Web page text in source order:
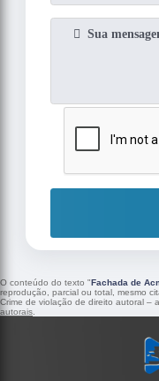
O conteúdo do texto "Fachada de
reprodução, parcial ou total, mesmo
Crime de violação de direito autoral –
autorais